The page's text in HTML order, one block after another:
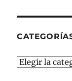
Categorías